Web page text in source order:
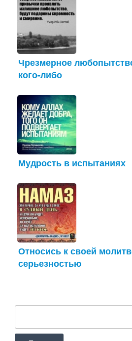
Чрезмерное
кого-либо
Мудрость в испытаниях
Относись к своей
серьезностью